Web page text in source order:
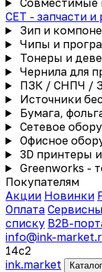
Совместимые
CET - запчасти
Зип и
Чипы и
Тонеры и
Чернила для
ПЗК / СНПЧ /
Источники
Бумага,
Сетевое
Офисное
3D принтеры
Greenworks -
Покупателям
Акции Новинки
Оплата
списку B2B-
info@ink-
14с2
ink.market